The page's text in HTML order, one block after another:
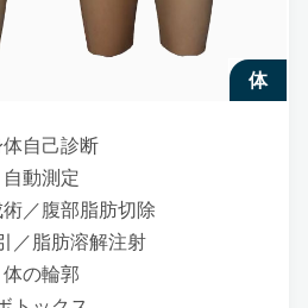
体
自己診断
自動測定
／腹部脂肪切除
／脂肪溶解注射
体の輪郭